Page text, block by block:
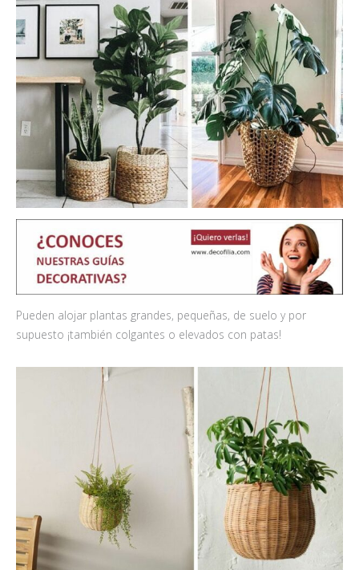
Pueden alojar plantas grandes, pequeñas, de suelo y por
supuesto ¡también colgantes o elevados con patas!